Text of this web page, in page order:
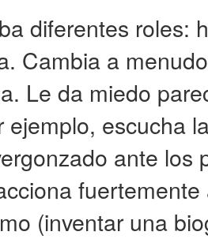
diferentes roles:
Cambia a
Le da miedo
ejemplo, escucha
ante los
(inventar una